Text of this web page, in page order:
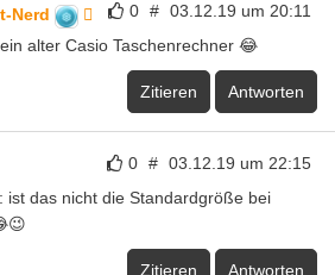
0 # 03.12.19 um 20:11
Nerd
alter Casio Taschenrechner 😂
Zitieren Antworten
0 # 03.12.19 um 22:15
ist das nicht die Standardgröße bei
Zitieren Antworten